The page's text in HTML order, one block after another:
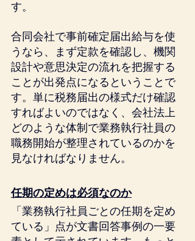
す。
合同会社で事前確定届出給与を使
うなら、まず定款を確認し、機関
設計や意思決定の流れを把握する
ことが出発点になるということで
す。単に税務届出の様式だけ確認
すればよいのではなく、会社法上
どのような体制で業務執行社員の
職務開始が整理されているのかを
見なければなりません。
任期の定めは必須なのか
「業務執行社員ごとの任期を定め
ている」点が文書回答事例の一要